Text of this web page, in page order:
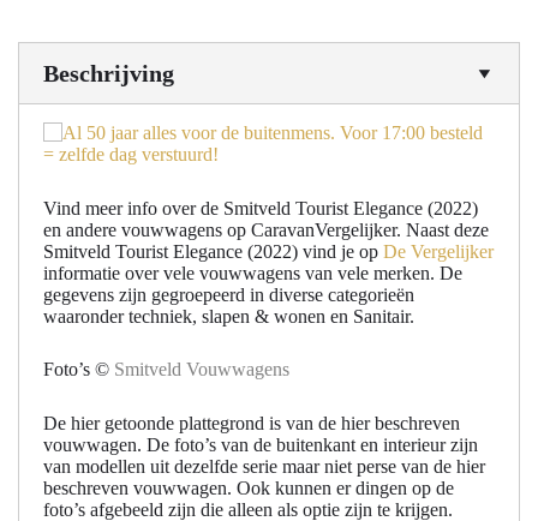
Beschrijving
Vind meer info over de Smitveld Tourist Elegance (2022)
en andere vouwwagens op CaravanVergelijker. Naast deze
Smitveld Tourist Elegance (2022) vind je op De Vergelijker
informatie over vele vouwwagens van vele merken. De
gegevens zijn gegroepeerd in diverse categorieën
waaronder techniek, slapen & wonen en Sanitair.
Foto’s © Smitveld Vouwwagens
De hier getoonde plattegrond is van de hier beschreven
vouwwagen. De foto’s van de buitenkant en interieur zijn
van modellen uit dezelfde serie maar niet perse van de hier
beschreven vouwwagen. Ook kunnen er dingen op de
foto’s afgebeeld zijn die alleen als optie zijn te krijgen.